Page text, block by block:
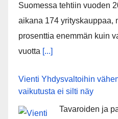
Suomessa tehtiin vuoden
aikana 174 yrityskauppaa,
prosenttia enemmän kuin
vuotta [...]
Vienti Yhdysvaltoihin
vaikutusta ei silti näy
Tavaroiden ja